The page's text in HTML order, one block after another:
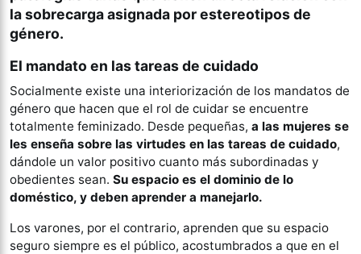
la sobrecarga asignada por estereotipos de
género.
El mandato en las tareas de cuidado
Socialmente existe una interiorización de los mandatos de
género que hacen que el rol de cuidar se encuentre
totalmente feminizado. Desde pequeñas, a las mujeres se
les enseña sobre las virtudes en las tareas de cuidado,
dándole un valor positivo cuanto más subordinadas y
obedientes sean. Su espacio es el dominio de lo
doméstico, y deben aprender a manejarlo.
Los varones, por el contrario, aprenden que su espacio
seguro siempre es el público, acostumbrados a que en el